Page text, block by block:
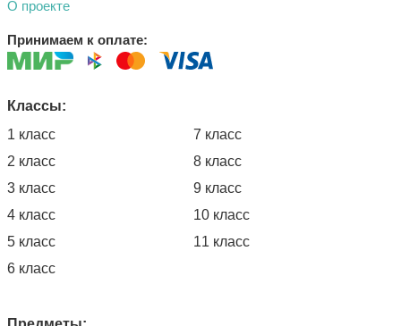
О проекте
Принимаем к оплате:
Классы:
1 класс
2 класс
3 класс
4 класс
5 класс
6 класс
7 класс
8 класс
9 класс
10 класс
11 класс